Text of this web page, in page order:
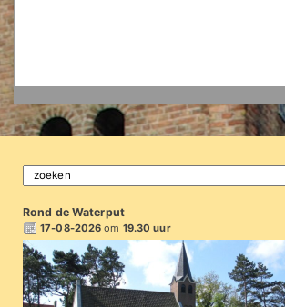
Rond de Waterput
17-08-2026 om 19.30 uur